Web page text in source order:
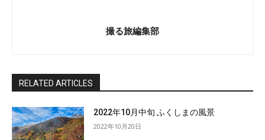
撮る旅編集部
RELATED ARTICLES
2022年10月中旬 ふくしまの風景
2022年10月20日